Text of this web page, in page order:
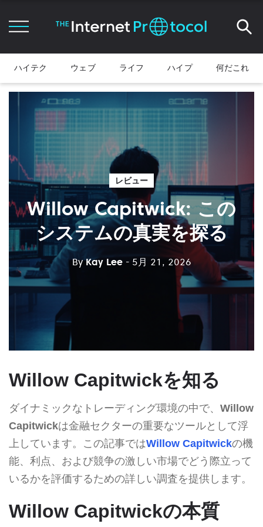
ハイテク ウェブ ライフ ハイプ 何だこれ
レビュー
Willow Capitwick: この
システムの真実を探る
ByKay Lee - 5月 21, 2026
Willow Capitwickを知る
ダイナミックなトレーディング環境の中で、 Willow
Capitwickは金融セクターの重要なツールとして浮
上しています。この記事ではWillow Capitwickの機
能、利点、および競争の激しい市場でどう際立って
いるかを評価するための詳しい調査を提供します。
Willow Capitwickの本質